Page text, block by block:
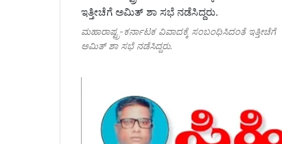
ಮಹಾರಾಷ್ಟ್ರ-ಕರ್ನಾಟಕ ವಿವಾದಕ್ಕೆ ಸಂಬಂಧಿಸಿದಂತೆ ಇತ್ತೀಚೆಗೆ
ಅಮಿತ್ ಶಾ ಸಭೆ ನಡೆಸಿದ್ದರು.